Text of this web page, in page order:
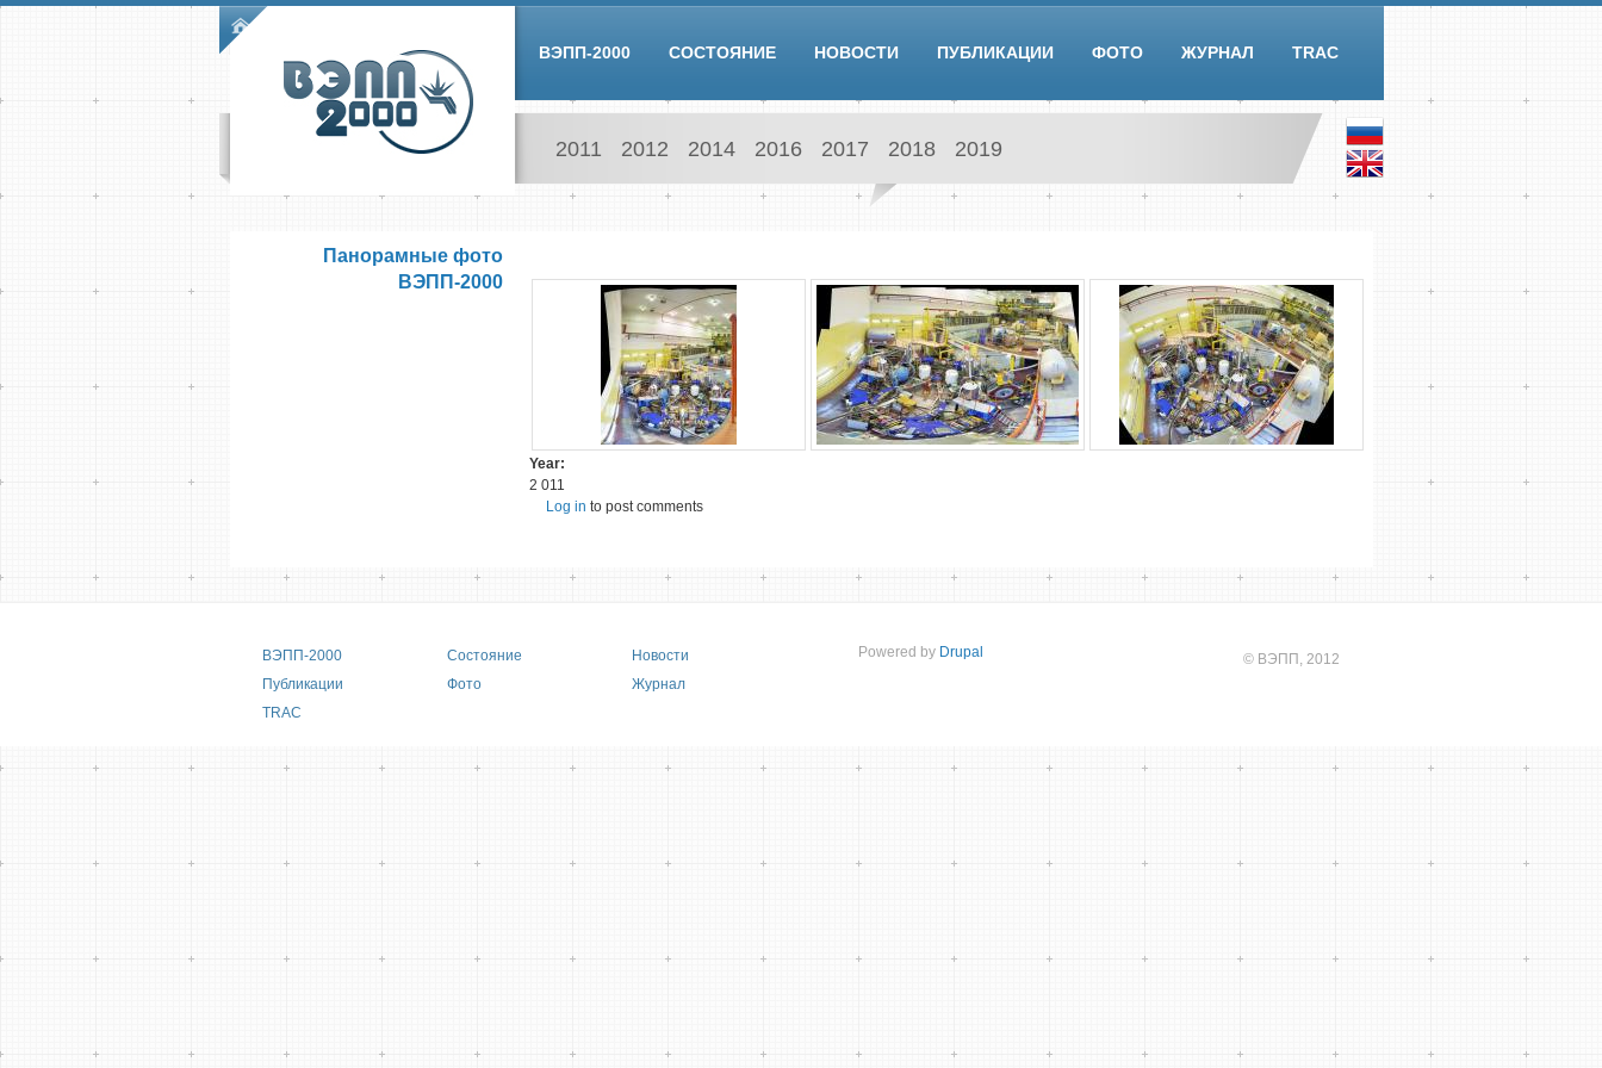
Skip to main content Main menu
ВЭПП-2000 СОСТОЯНИЕ НОВОСТИ ПУБЛИКАЦИИ ФОТО ЖУРНАЛ TRAC
2011 2012 2014 2016 2017 2018 2019
Панорамные фото
ВЭПП-2000
Year:
2 011
Log in to post comments
Main menu
ВЭПП-2000 Состояние
Новости
Публикации
Фото
Журнал
TRAC
© ВЭПП , 2012
Powered by Drupal